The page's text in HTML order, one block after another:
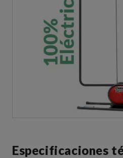
Especificaciones